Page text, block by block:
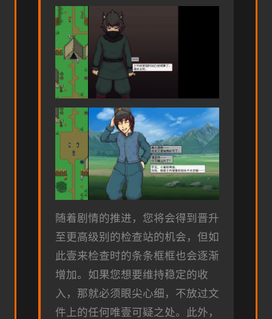
随着剧情的推进，您将会得到晋升
至更高级别的检查站的机会，但如
此壹来检查时的条条框框也会逐渐
增加。如果您想要维持稳定的收
入，那就必须眼尖心细，不放过文
件上的任何唯壹可疑之处。此外，